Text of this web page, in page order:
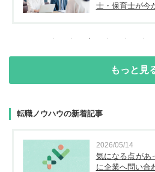
士・保育士が今
もっと見
転職ノウハウの新着記事
2026/05/14
気になる点が
に企業へ問い合